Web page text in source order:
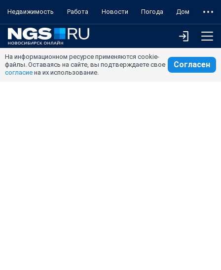
Недвижимость Работа Новости Погода Дом
На информационном ресурсе применяются cookie-
файлы. Оставаясь на сайте, вы подтверждаете свое
согласие на их использование.
Согласен